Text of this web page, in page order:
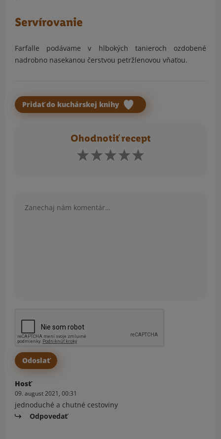
Servírovanie
Farfalle podávame v hlbokých tanieroch ozdobené
nadrobno nasekanou čerstvou petržlenovou vňaťou.
Pridať do kuchárskej knihy
Ohodnotiť recept
Hosť
09. august 2021, 00:31
jednoduché a chutné cestoviny
Odpovedať